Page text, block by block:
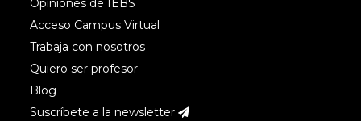
Opiniones de IEBS
Acceso Campus Virtual
Trabaja con nosotros
Quiero ser profesor
Blog
Suscríbete a la newsletter